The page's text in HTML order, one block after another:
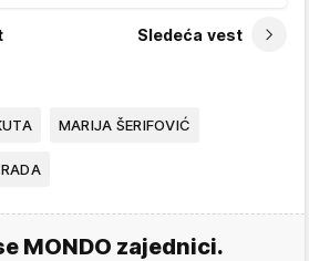
Sledeća vest
MARIJA ŠERIFOVIĆ
MONDO zajednici.